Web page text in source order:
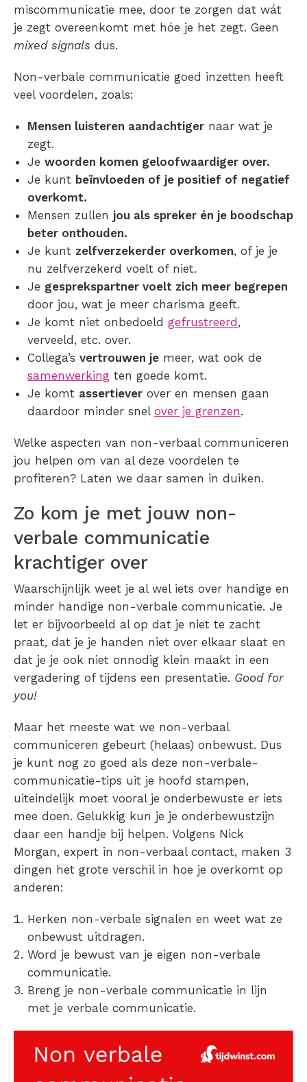
miscommunicatie mee, door te zorgen dat wát
je zegt overeenkomt met hóe je het zegt. Geen
mixed signals dus.
Non-verbale communicatie goed inzetten heeft
veel voordelen, zoals:
Mensen luisteren aandachtiger naar wat je
zegt.
Je woorden komen geloofwaardiger over.
Je kunt beïnvloeden of je positief of negatief
overkomt.
Mensen zullen jou als spreker én je boodschap
beter onthouden.
Je kunt zelfverzekerder overkomen, of je je
nu zelfverzekerd voelt of niet.
Je gesprekspartner voelt zich meer begrepen
door jou, wat je meer charisma geeft.
Je komt niet onbedoeld gefrustreerd ,
verveeld, etc. over.
Collega’s vertrouwen je meer, wat ook de
samenwerking ten goede komt.
Je komt assertiever over en mensen gaan
daardoor minder snel over je grenzen.
Welke aspecten van non-verbaal communiceren
jou helpen om van al deze voordelen te
profiteren? Laten we daar samen in duiken.
Zo kom je met jouw non-
verbale communicatie
krachtiger over
Waarschijnlijk weet je al wel iets over handige en
minder handige non-verbale communicatie. Je
let er bijvoorbeeld al op dat je niet te zacht
praat, dat je je handen niet over elkaar slaat en
dat je je ook niet onnodig klein maakt in een
vergadering of tijdens een presentatie. Good for
you!
Maar het meeste wat we non-verbaal
communiceren gebeurt (helaas) onbewust. Dus
je kunt nog zo goed als deze non-verbale-
communicatie-tips uit je hoofd stampen,
uiteindelijk moet vooral je onderbewuste er iets
mee doen. Gelukkig kun je je onderbewustzijn
daar een handje bij helpen. Volgens Nick
Morgan, expert in non-verbaal contact, maken 3
dingen het grote verschil in hoe je overkomt op
anderen:
Herken non-verbale signalen en weet wat ze
onbewust uitdragen.
Word je bewust van je eigen non-verbale
communicatie.
Breng je non-verbale communicatie in lijn
met je verbale communicatie.